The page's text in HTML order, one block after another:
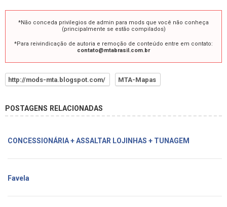
*Não conceda privilegios de admin para mods que você não conheça
(principalmente se estão compilados)
*Para reivindicação de autoria e remoção de conteúdo entre em contato:
contato@mtabrasil.com.br
http://mods-mta.blogspot.com/ MTA-Mapas
POSTAGENS RELACIONADAS
CONCESSIONÁRIA + ASSALTAR LOJINHAS + TUNAGEM
Favela